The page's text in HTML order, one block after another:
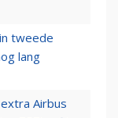
tweede
lang
Airbus